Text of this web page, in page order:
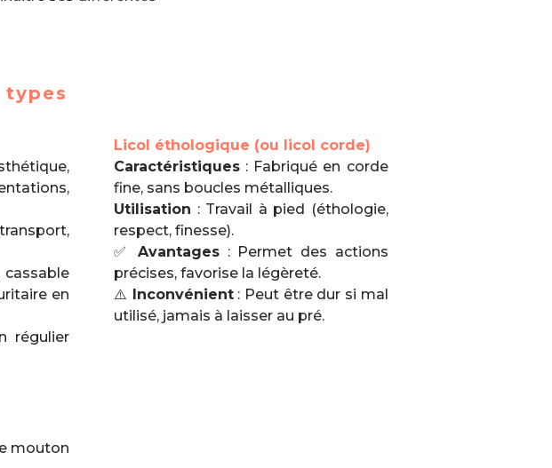
en
régulier
Licol éthologique (ou licol corde)
Caractéristiques : Fabriqué en corde
fine, sans boucles métalliques.
Utilisation : Travail à pied (éthologie,
respect, finesse).
✅Avantages : Permet des actions
précises, favorise la légèreté.
⚠️ Inconvénient: Peut être dur si mal
utilisé, jamais à laisser au pré.
mouton